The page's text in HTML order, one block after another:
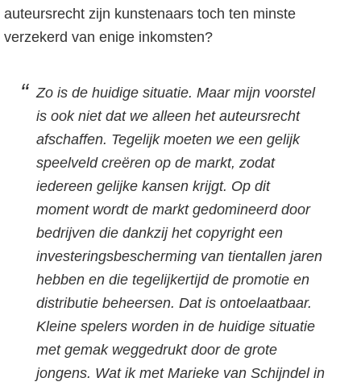
auteursrecht zijn kunstenaars toch ten minste
verzekerd van enige inkomsten?
Zo is de huidige situatie. Maar mijn voorstel
is ook niet dat we alleen het auteursrecht
afschaffen. Tegelijk moeten we een gelijk
speelveld creëren op de markt, zodat
iedereen gelijke kansen krijgt. Op dit
moment wordt de markt gedomineerd door
bedrijven die dankzij het copyright een
investeringsbescherming van tientallen jaren
hebben en die tegelijkertijd de promotie en
distributie beheersen. Dat is ontoelaatbaar.
Kleine spelers worden in de huidige situatie
met gemak weggedrukt door de grote
jongens. Wat ik met Marieke van Schijndel in